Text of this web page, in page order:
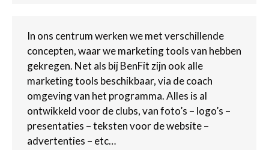
In ons centrum werken we met verschillende
concepten, waar we marketing tools van hebben
gekregen. Net als bij BenFit zijn ook alle
marketing tools beschikbaar, via de coach
omgeving van het programma. Alles is al
ontwikkeld voor de clubs, van foto’s – logo’s –
presentaties – teksten voor de website –
advertenties – etc…